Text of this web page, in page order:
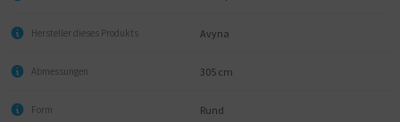
Hersteller dieses Produkts Avyna
Abmessungen 305 cm
Form Rund